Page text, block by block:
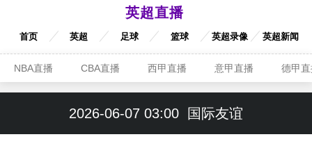
英超直播
首页 英超 足球 篮球 英超录像 英超新闻
NBA直播 CBA直播 西甲直播 意甲直播 德甲
2026-06-07 03:00 国际友谊